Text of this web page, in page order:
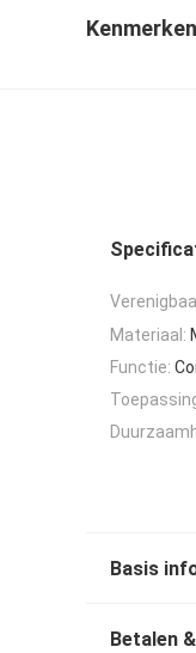
Kenmerken
Materiaal:
Functie:
Basis
Betalen